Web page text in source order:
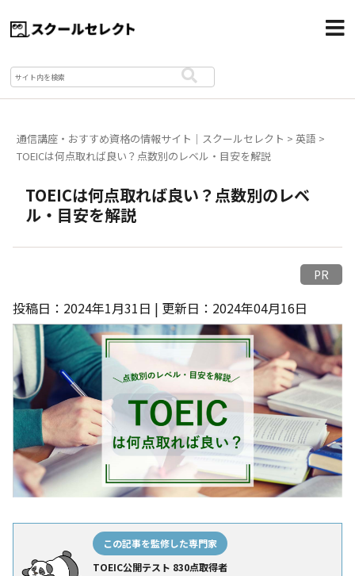
通信講座・おすすめ資格の情報サイト｜スクールセレクト >英語 >
TOEICは何点取れば良い？点数別のレベル・目安を解説
TOEICは何点取れば良い？点数別のレベ
ル・目安を解説
PR
投稿日：2024年1月31日 | 更新日：2024年04月16日
この記事を監修した専門家
TOEIC公開テスト 830点取得者